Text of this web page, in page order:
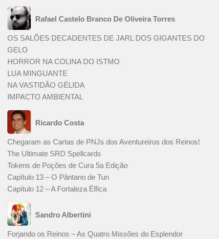
Rafael Castelo Branco De Oliveira Torres
OS SALÕES DECADENTES DE JARL DOS GIGANTES DO
GELO
HORROR NA COLINA DO ISTMO
LUA MINGUANTE
NA VASTIDÃO GÉLIDA
IMPACTO AMBIENTAL
Ricardo Costa
Chegaram as Cartas de PNJs dos Aventureiros dos Reinos!
The Ultimate SRD Spellcards
Tokens de Poções de Cura 5a Edição
Capítulo 13 – O Pântano de Tun
Capítulo 12 – A Fortaleza Élfica
Sandro Albertini
Forjando os Reinos – As Quatro Missões do Esplendor